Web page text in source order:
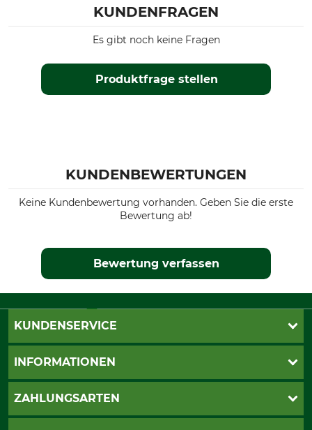
KUNDENFRAGEN
Produktfrage stellen
Es gibt noch keine Fragen
KUNDENBEWERTUNGEN
Keine Kundenbewertung vorhanden. Geben Sie die erste
Bewertung ab!
Bewertung verfassen
KUNDENSERVICE
Live-Shopping
INFORMATIONEN
AGB
ZAHLUNGSARTEN